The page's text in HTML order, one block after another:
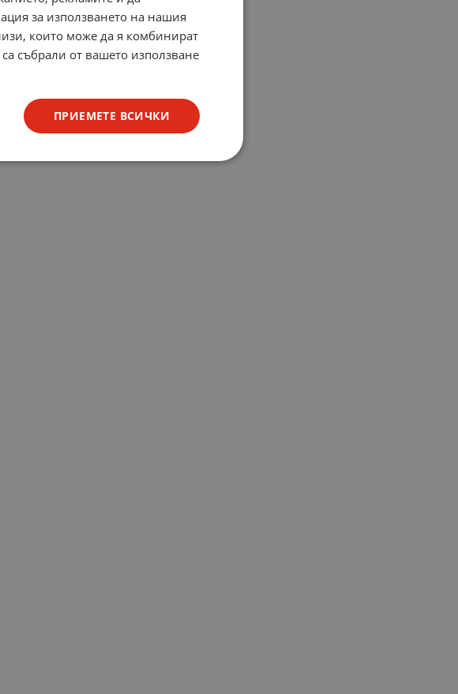
за използването на нашия
които може да я комбинират
събрали от вашето използване
ПРИЕМЕТЕ ВСИЧКИ